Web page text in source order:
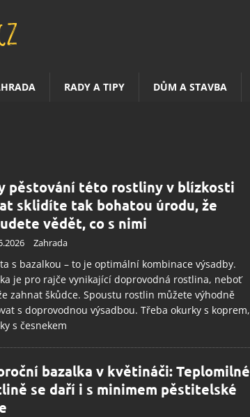
RADY A TIPY DŮM A STAVBA
pěstování této rostliny v blízkosti
sklidíte tak bohatou úrodu, že
vědět, co s nimi
Zahrada
s bazalkou – to je optimální kombinace výsadby.
je pro rajče vynikající doprovodná rostlina, neboť
zahnat škůdce. Spoustu rostlin můžete výhodně
s doprovodnou výsadbou. Třeba okurky s koprem,
s česnekem
bazalka v květináči: Teplomilné
se daří i s minimem pěstitelské